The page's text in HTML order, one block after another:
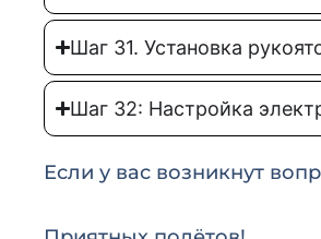
Шаг 31. Установка
Шаг 32: Настройка
Если у вас возникнут